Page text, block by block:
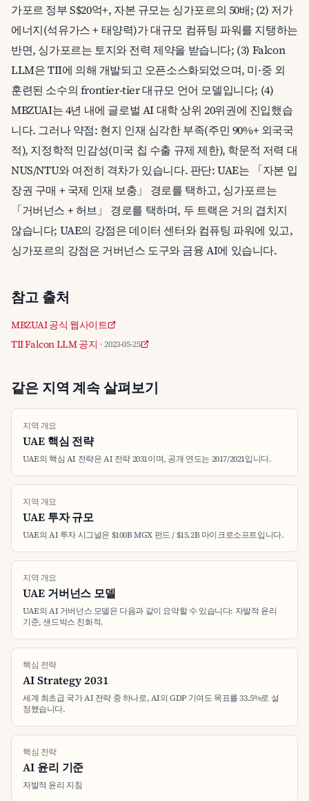
가포르 정부 S$20억+, 자본 규모는 싱가포르의 50배; (2) 저가
에너지(석유가스 + 태양력)가 대규모 컴퓨팅 파워를 지탱하는
반면, 싱가포르는 토지와 전력 제약을 받습니다; (3) Falcon
LLM은 TII에 의해 개발되고 오픈소스화되었으며, 미·중 외
훈련된 소수의 frontier-tier 대규모 언어 모델입니다; (4)
MBZUAI는 4년 내에 글로벌 AI 대학 상위 20위권에 진입했습
니다. 그러나 약점: 현지 인재 심각한 부족(주민 90%+ 외국국
적), 지정학적 민감성(미국 칩 수출 규제 제한), 학문적 저력 대
NUS/NTU와 여전히 격차가 있습니다. 판단: UAE는 「자본 입
장권 구매 + 국제 인재 보충」 경로를 택하고, 싱가포르는
「거버넌스 + 허브」 경로를 택하며, 두 트랙은 거의 겹치지
않습니다; UAE의 강점은 데이터 센터와 컴퓨팅 파워에 있고,
싱가포르의 강점은 거버넌스 도구와 금융 AI에 있습니다.
참고 출처
MBZUAI 공식 웹사이트
TII Falcon LLM 공지 · 2023-05-25
같은 지역 계속 살펴보기
지역 개요
UAE 핵심 전략
UAE의 핵심 AI 전략은 AI 전략 2031이며, 공개 연도는 2017/2021입니다.
지역 개요
UAE 투자 규모
UAE의 AI 투자 시그널은 $100B MGX 펀드 / $15.2B 마이크로소프트입니다.
지역 개요
UAE 거버넌스 모델
UAE의 AI 거버넌스 모델은 다음과 같이 요약할 수 있습니다: 자발적 윤리
기준, 샌드박스 친화적.
핵심 전략
AI Strategy 2031
세계 최초급 국가 AI 전략 중 하나로, AI의 GDP 기여도 목표를 33.5%로 설
정했습니다.
핵심 전략
AI 윤리 기준
자발적 윤리 지침